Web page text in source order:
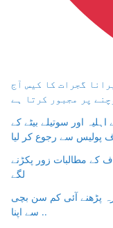
ایک خوفناک انجام… 4 سال پرانا گجرات کا کیس آج
پر مجبور کرتا ہے
اور سوتیلے بیٹے کے
پولیس سے رجوع کر لیا
کے مطالبات زور پکڑنے
لگے
پڑھنے آئی کم سن بچی
سے اپنا ..